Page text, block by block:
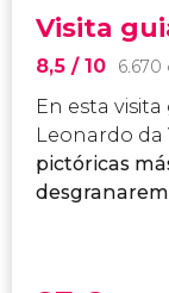
Visita
8,5 / 10
En esta
Leonardo da
pictóricas